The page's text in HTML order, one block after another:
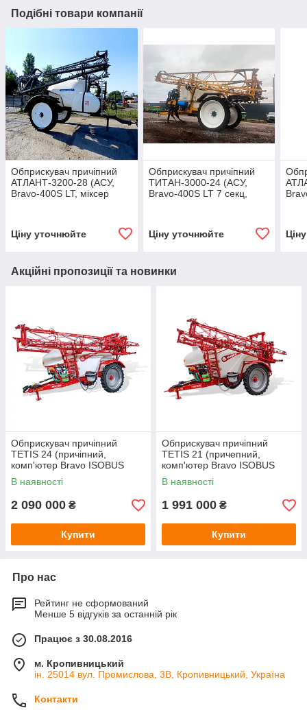
Подібні товари компанії
Обприскувач причіпний
АТЛАНТ-3200-28 (АСУ,
Bravo-400S LT, міксер
Ціну уточнюйте
Обприскувач причіпний
ТИТАН-3000-24 (АСУ,
Bravo-400S LT 7 секц,
Ціну уточнюйте
Акційні пропозиції та новинки
Обприскувач причіпний
TETIS 24 (причіпний,
комп'ютер Bravo ISOBUS
ready Seletron, довжина
штанги 24 м, об'єм бака 3200
л)
В наявності
2 090 000 ₴
Купити
Обприскувач причіпний
TETIS 21 (причепний,
комп'ютер Bravo ISOBUS
ready Seletron , штанга 21 м,
бак 3200 л)
В наявності
1 991 000 ₴
Купити
Про нас
Рейтинг не сформований
Менше 5 відгуків за останній рік
Працює з 30.08.2016
м. Кропивницький
ін. 25014 вул. Промислова, 3В, Кропивницький, Україна
Контакти